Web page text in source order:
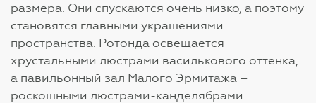
размера. Они спускаются очень низко, а поэтому
становятся главными украшениями
пространства. Ротонда освещается
хрустальными люстрами василькового оттенка,
а павильонный зал Малого Эрмитажа –
роскошными люстрами-канделябрами.